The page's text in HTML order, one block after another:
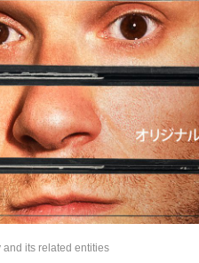
and its related entities